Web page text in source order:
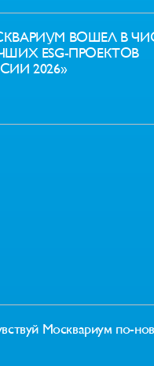
ВОШЕЛ В
ESG-ПРОЕКТОВ
2026»
Москвариум по-